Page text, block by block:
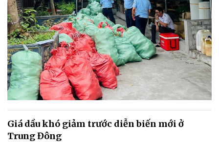
Giá dầu khó giảm trước diễn biến mới ở
Trung Đông